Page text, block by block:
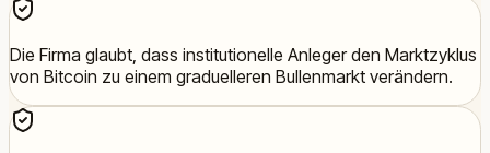
Die Firma glaubt, dass institutionelle Anleger den Marktzyklus
von Bitcoin zu einem graduelleren Bullenmarkt verändern.